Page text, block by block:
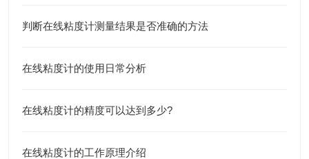
判断在线粘度计测量结果是否准确的方法
在线粘度计的使用日常分析
在线粘度计的精度可以达到多少?
在线粘度计的工作原理介绍